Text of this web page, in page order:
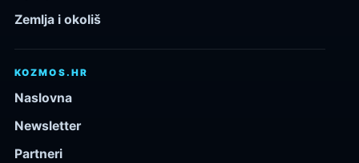
Zemlja i okoliš
KOZMOS.HR
Naslovna
Newsletter
Partneri